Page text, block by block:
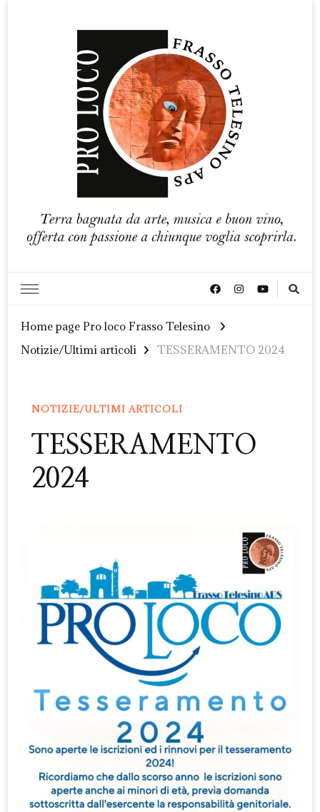
Home page Pro loco Frasso Telesino
Notizie/Ultimi articoli
TESSERAMENTO 2024
NOTIZIE/ULTIMI ARTICOLI
TESSERAMENTO
2024